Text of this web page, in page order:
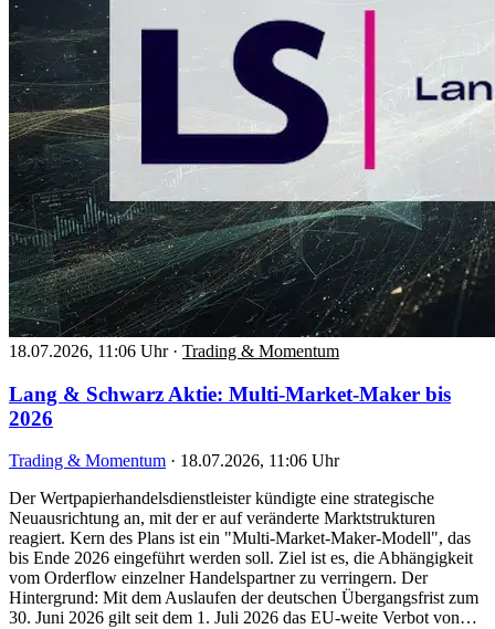
18.07.2026, 11:06 Uhr · Trading & Momentum
Lang & Schwarz Aktie: Multi-Market-Maker bis
2026
Trading & Momentum · 18.07.2026, 11:06 Uhr
Der Wertpapierhandelsdienstleister kündigte eine strategische
Neuausrichtung an, mit der er auf veränderte Marktstrukturen
reagiert. Kern des Plans ist ein "Multi-Market-Maker-Modell", das
bis Ende 2026 eingeführt werden soll. Ziel ist es, die Abhängigkeit
vom Orderflow einzelner Handelspartner zu verringern. Der
Hintergrund: Mit dem Auslaufen der deutschen Übergangsfrist zum
30. Juni 2026 gilt seit dem 1. Juli 2026 das EU-weite Verbot von…